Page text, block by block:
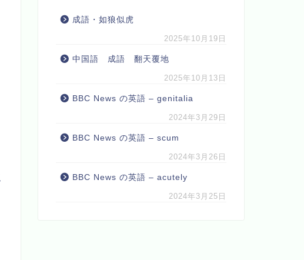
成語・如狼似虎
2025年10月19日
中国語 成語 翻天覆地
2025年10月13日
BBC News の英語 – genitalia
2024年3月29日
BBC News の英語 – scum
2024年3月26日
BBC News の英語 – acutely
2024年3月25日